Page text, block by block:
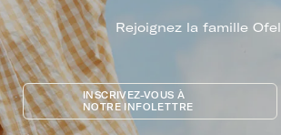
Rejoignez la famille
INSCRIVEZ-VOUS À
NOTRE INFOLETTRE